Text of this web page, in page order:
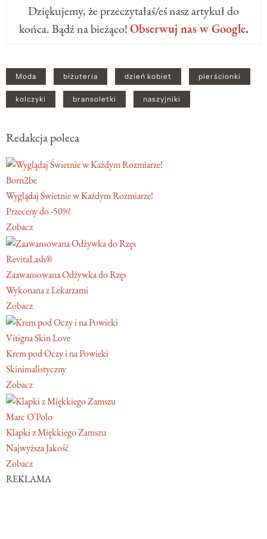
Dziękujemy, że przeczytałaś/eś nasz artykuł do
końca. Bądź na bieżąco!Obserwuj nas w Google.
Moda biżuteria dzień kobiet pierścionki
kolczyki bransoletki naszyjniki
Redakcja poleca
Born2be
Wyglądaj Świetnie w Każdym Rozmiarze!
Przeceny do -50%!
Zobacz
RevitaLash®
Zaawansowana Odżywka do Rzęs
Wykonana z Lekarzami
Zobacz
Vitigna Skin Love
Krem pod Oczy i na Powieki
Skinimalistyczny
Zobacz
Marc O'Polo
Klapki z Miękkiego Zamszu
Najwyższa Jakość
Zobacz
REKLAMA